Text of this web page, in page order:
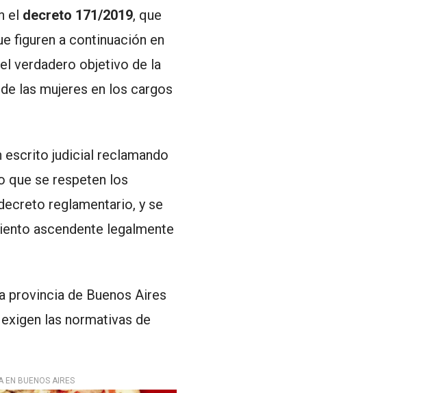
el decreto 171/2019, que
figuren a continuación en
verdadero objetivo de la
las mujeres en los cargos
escrito judicial reclamando
que se respeten los
reglamentario, y se
ascendente legalmente
provincia de Buenos Aires
las normativas de
EN BUENOS AIRES